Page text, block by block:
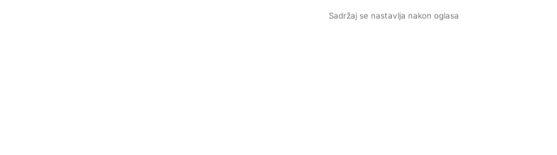
Sadržaj se nastavlja nakon oglasa